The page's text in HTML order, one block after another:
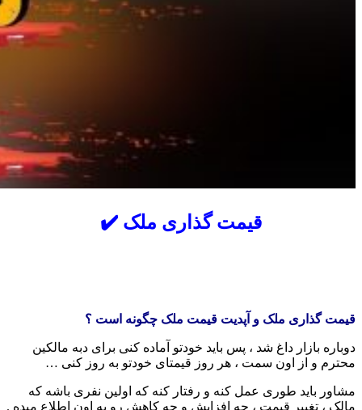
قیمت گذاری ملک ✔️
قیمت گذاری ملک و آپدیت قیمت ملک چگونه است ؟
دوباره بازار داغ شد ، پس باید خودتو آماده کنی برای دبه مالکین
محترم و از اون سمت ، هر روز قیمتای خودتو به روز کنی …
مشاور باید طوری عمل کنه و رفتار کنه که اولین نفری باشه که
مالک ، تغییر قیمت ، چه افزایش و چه کاهش رو به اون اطلاع میده .